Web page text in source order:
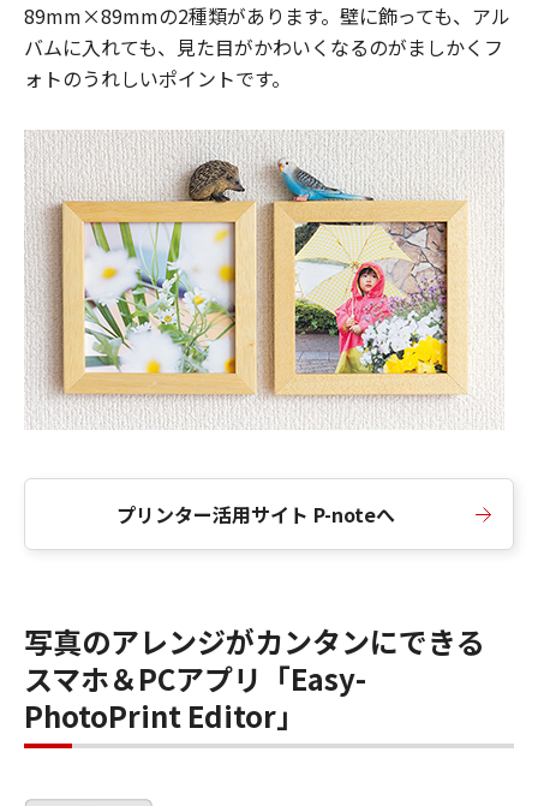
89mm×89mmの2種類があります。壁に飾っても、アル
バムに入れても、見た目がかわいくなるのがましかくフ
ォトのうれしいポイントです。
プリンター活用サイト P-noteへ
写真のアレンジがカンタンにできる
スマホ＆PCアプリ「Easy-
PhotoPrint Editor」